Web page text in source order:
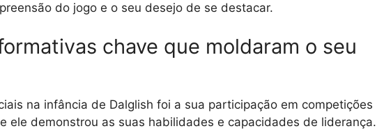
do jogo e o seu desejo de se destacar.
chave que moldaram o seu
na infância de Dalglish foi a sua participação em competições
ele demonstrou as suas habilidades e capacidades de liderança.